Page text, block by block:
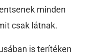
minden
csak látnak.
is terítéken